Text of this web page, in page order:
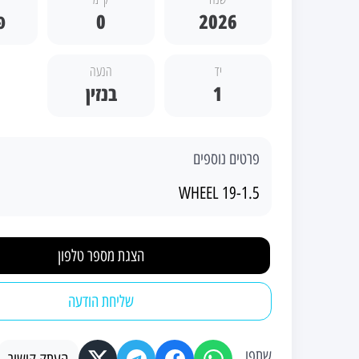
2026
0
יד
1
הנעה
בנזין
פרטים נוספים
WHEEL 19-1.5
הצגת מספר טלפון
שליחת הודעה